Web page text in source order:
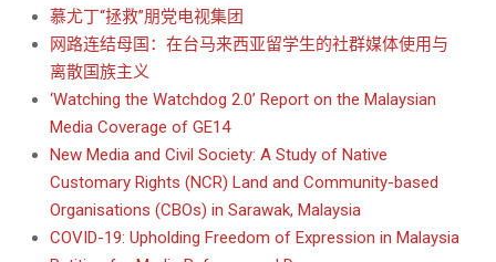
慕尤丁“拯救”朋党电视集团
网路连结母国：在台马来西亚留学生的社群媒体使用与
离散国族主义
‘Watching the Watchdog 2.0’ Report on the Malaysian
Media Coverage of GE14
New Media and Civil Society: A Study of Native
Customary Rights (NCR) Land and Community-based
Organisations (CBOs) in Sarawak, Malaysia
COVID-19: Upholding Freedom of Expression in Malaysia